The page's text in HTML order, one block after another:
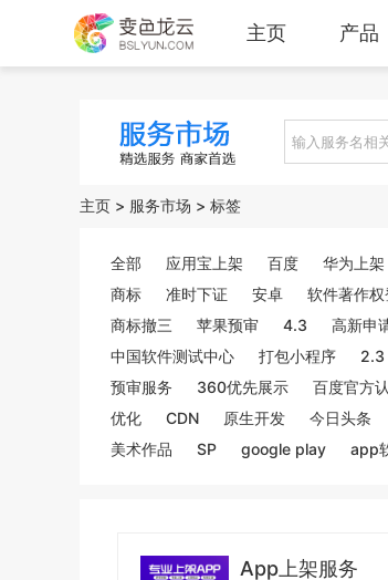
主页 产品
主页 > 服务市场 > 标签
全部 应用宝上架 百度 华为上架
商标
准时下证 安卓 软件著作
商标撤三
苹果预审 4.3 高新申
中国软件测试中心
打包小程序 2.3
预审服务
360优先展示 百度官方
优化
CDN 原生开发 今日头条
美术作品
SP google play app
App上架服务